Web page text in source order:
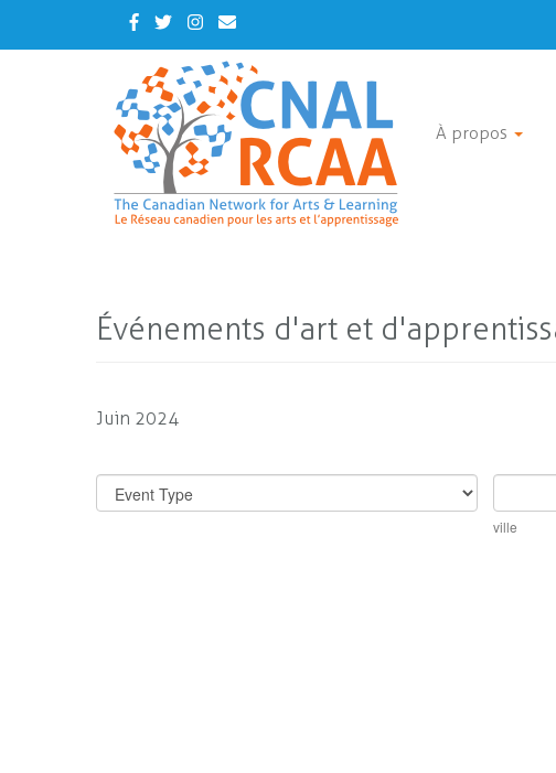
main
Facebook
TwitterInstagram
Contact
Us
À propos
Événements d'art et
Juin 2024
ville